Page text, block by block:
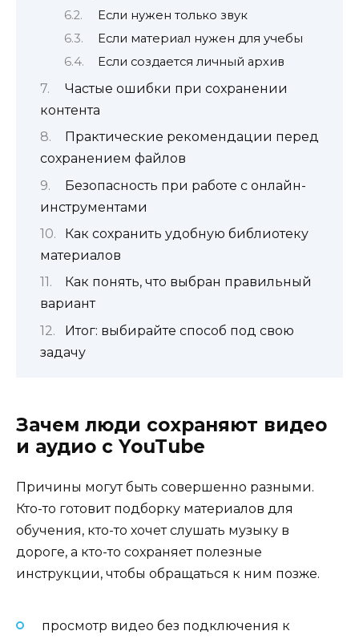
Если нужен только звук
Если материал нужен для учебы
Если создается личный архив
Частые ошибки при сохранении
контента
Практические рекомендации перед
сохранением файлов
Безопасность при работе с онлайн-
инструментами
Как сохранить удобную библиотеку
материалов
Как понять, что выбран правильный
вариант
Итог: выбирайте способ под свою
задачу
Зачем люди сохраняют видео
и аудио с YouTube
Причины могут быть совершенно разными.
Кто-то готовит подборку материалов для
обучения, кто-то хочет слушать музыку в
дороге, а кто-то сохраняет полезные
инструкции, чтобы обращаться к ним позже.
просмотр видео без подключения к